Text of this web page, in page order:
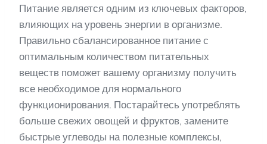
Питание является одним из ключевых факторов,
влияющих на уровень энергии в организме.
Правильно сбалансированное питание с
оптимальным количеством питательных
веществ поможет вашему организму получить
все необходимое для нормального
функционирования. Постарайтесь употреблять
больше свежих овощей и фруктов, замените
быстрые углеводы на полезные комплексы,